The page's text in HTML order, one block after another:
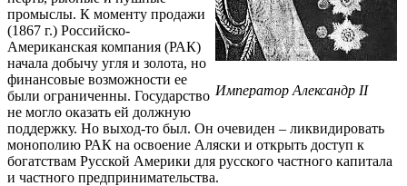
Император Александр II
промыслы. К моменту продажи
(1867 г.) Российско-
Американская компания (РАК)
начала добычу угля и золота, но
финансовые возможности ее
были ограниченны. Государство
не могло оказать ей должную
поддержку. Но выход-то был. Он очевиден – ликвидировать
монополию РАК на освоение Аляски и открыть доступ к
богатствам Русской Америки для русского частного капитала
и частного предпринимательства.